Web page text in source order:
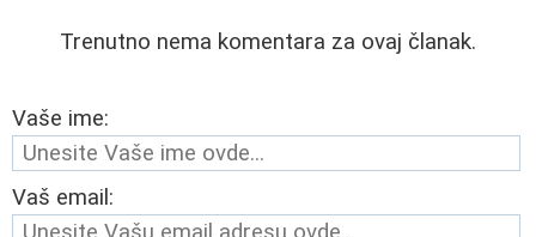
Trenutno nema komentara za ovaj članak.
Vaše ime:
Vaš email: